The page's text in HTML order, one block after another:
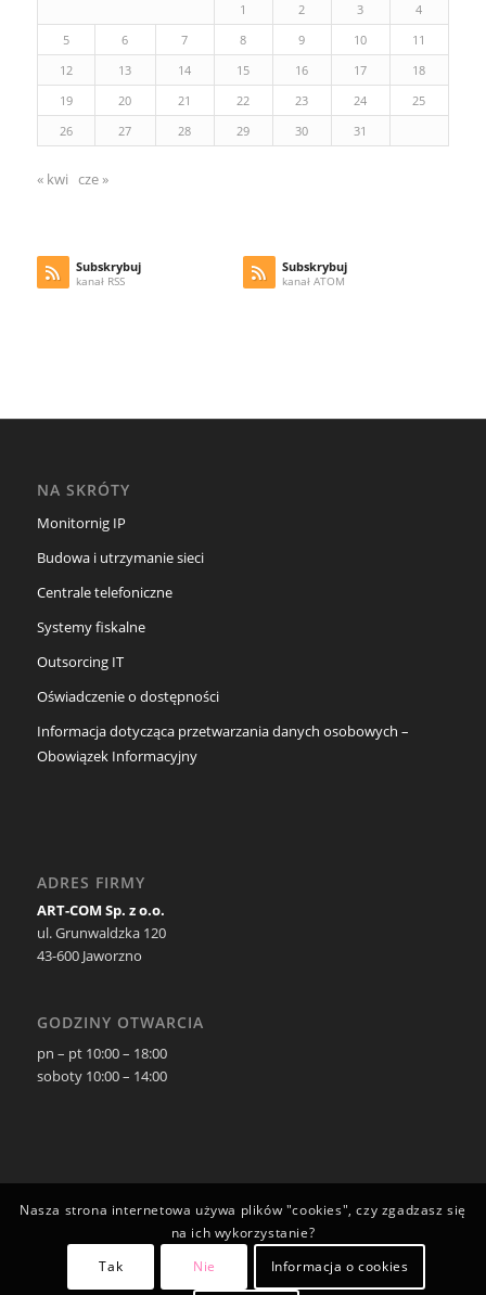
1
2 3
4
5
6 7 8 9 10
11
12
13 14 15 16 17
18
19
20 21 22 23 24
25
26
27 28 29 30 31
« kwi cze »
Subskrybuj
kanał RSS
Subskrybuj
kanał ATOM
NA SKRÓTY
Monitornig IP
Budowa i utrzymanie sieci
Centrale telefoniczne
Systemy fiskalne
Outsorcing IT
Oświadczenie o dostępności
Informacja dotycząca przetwarzania danych osobowych –
Obowiązek Informacyjny
ADRES FIRMY
ART-COM Sp. z o.o.
ul. Grunwaldzka 120
43-600 Jaworzno
GODZINY OTWARCIA
pn – pt 10:00 – 18:00
soboty 10:00 – 14:00
Nasza strona internetowa używa plików "cookies", czy zgadzasz się
na ich wykorzystanie?
Tak
Nie Informacja o cookies